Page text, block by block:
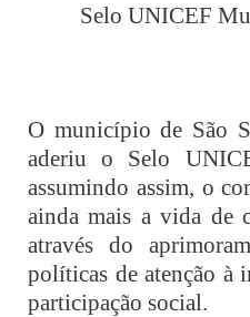
Selo UNICEF
O município de São
aderiu o Selo
assumindo assim, o
ainda mais a vida de
através do
políticas de atenção à
participação social.